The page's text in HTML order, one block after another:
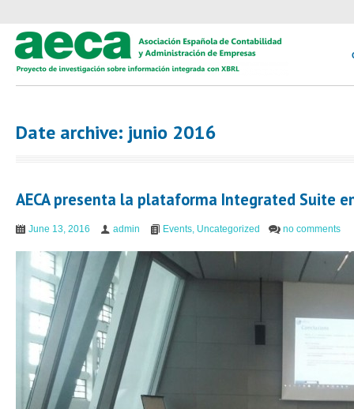
Date archive: junio 2016
AECA presenta la plataforma Integrated Suite
June 13, 2016 admin Events, Uncategorized no comments